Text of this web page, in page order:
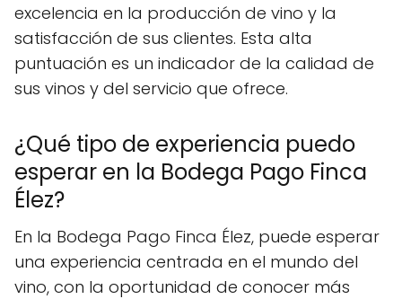
excelencia en la producción de vino y la
satisfacción de sus clientes. Esta alta
puntuación es un indicador de la calidad de
sus vinos y del servicio que ofrece.
¿Qué tipo de experiencia puedo
esperar en la Bodega Pago Finca
Élez?
En la Bodega Pago Finca Élez, puede esperar
una experiencia centrada en el mundo del
vino, con la oportunidad de conocer más